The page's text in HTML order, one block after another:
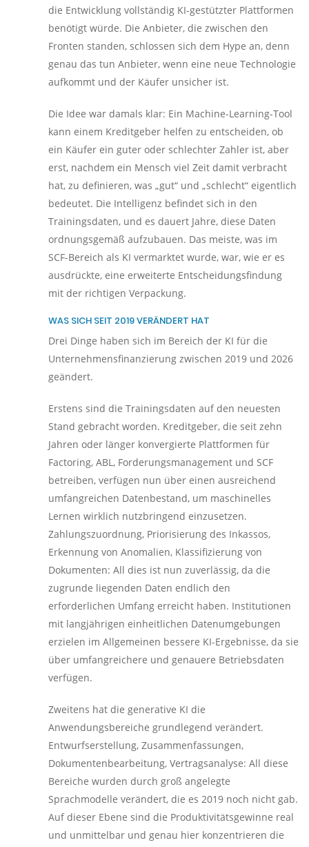
die Entwicklung vollständig KI-gestützter Plattformen
benötigt würde. Die Anbieter, die zwischen den
Fronten standen, schlossen sich dem Hype an, denn
genau das tun Anbieter, wenn eine neue Technologie
aufkommt und der Käufer unsicher ist.
Die Idee war damals klar: Ein Machine-Learning-Tool
kann einem Kreditgeber helfen zu entscheiden, ob
ein Käufer ein guter oder schlechter Zahler ist, aber
erst, nachdem ein Mensch viel Zeit damit verbracht
hat, zu definieren, was „gut“ und „schlecht“ eigentlich
bedeutet. Die Intelligenz befindet sich in den
Trainingsdaten, und es dauert Jahre, diese Daten
ordnungsgemäß aufzubauen. Das meiste, was im
SCF-Bereich als KI vermarktet wurde, war, wie er es
ausdrückte, eine erweiterte Entscheidungsfindung
mit der richtigen Verpackung.
WAS SICH SEIT 2019 VERÄNDERT HAT
Drei Dinge haben sich im Bereich der KI für die
Unternehmensfinanzierung zwischen 2019 und 2026
geändert.
Erstens sind die Trainingsdaten auf den neuesten
Stand gebracht worden. Kreditgeber, die seit zehn
Jahren oder länger konvergierte Plattformen für
Factoring, ABL, Forderungsmanagement und SCF
betreiben, verfügen nun über einen ausreichend
umfangreichen Datenbestand, um maschinelles
Lernen wirklich nutzbringend einzusetzen.
Zahlungszuordnung, Priorisierung des Inkassos,
Erkennung von Anomalien, Klassifizierung von
Dokumenten: All dies ist nun zuverlässig, da die
zugrunde liegenden Daten endlich den
erforderlichen Umfang erreicht haben. Institutionen
mit langjährigen einheitlichen Datenumgebungen
erzielen im Allgemeinen bessere KI-Ergebnisse, da sie
über umfangreichere und genauere Betriebsdaten
verfügen.
Zweitens hat die generative KI die
Anwendungsbereiche grundlegend verändert.
Entwurfserstellung, Zusammenfassungen,
Dokumentenbearbeitung, Vertragsanalyse: All diese
Bereiche wurden durch groß angelegte
Sprachmodelle verändert, die es 2019 noch nicht gab.
Auf dieser Ebene sind die Produktivitätsgewinne real
und unmittelbar und genau hier konzentrieren die